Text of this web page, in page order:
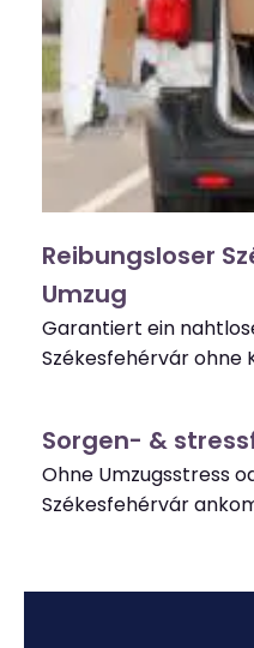
Reibungsloser
Umzug
Garantiert ein
Székesfehérvár ohne
Sorgen- &
Ohne Umzugsstress
Székesfehérvár